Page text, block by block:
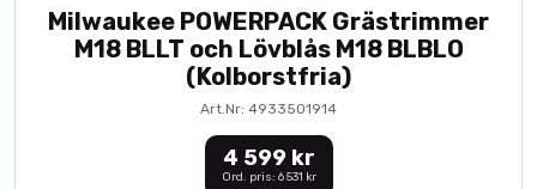
Milwaukee POWERPACK Grästrimmer
M18 BLLT och Lövblås M18 BLBLO
(Kolborstfria)
Art.Nr: 4933501914
4 599 kr
Ord. pris: 6 531 kr